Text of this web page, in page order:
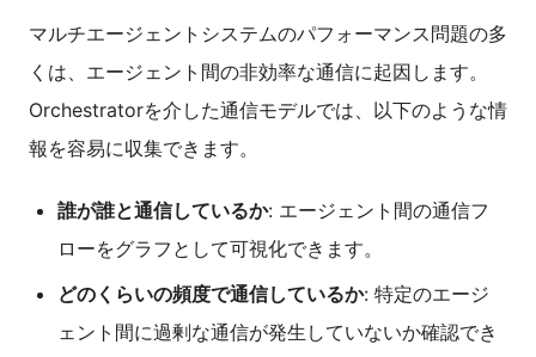
マルチエージェントシステムのパフォーマンス問題の多
くは、エージェント間の非効率な通信に起因します。
Orchestratorを介した通信モデルでは、以下のような情
報を容易に収集できます。
誰が誰と通信しているか: エージェント間の通信フ
ローをグラフとして可視化できます。
どのくらいの頻度で通信しているか: 特定のエージ
ェント間に過剰な通信が発生していないか確認でき